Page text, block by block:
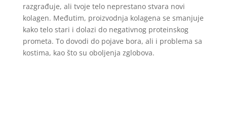
razgrađuje, ali tvoje telo neprestano stvara novi
kolagen. Međutim, proizvodnja kolagena se smanjuje
kako telo stari i dolazi do negativnog proteinskog
prometa. To dovodi do pojave bora, ali i problema sa
kostima, kao što su oboljenja zglobova.